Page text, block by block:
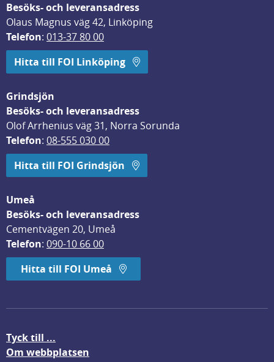
Besöks- och leveransadress
Olaus Magnus väg 42, Linköping
Telefon: 013-37 80 00
Hitta till FOI Linköping
Grindsjön
Besöks- och leveransadress
Olof Arrhenius väg 31, Norra Sorunda
Telefon: 08-555 030 00
Hitta till FOI Grindsjön
Umeå
Besöks- och leveransadress
Cementvägen 20, Umeå
Telefon: 090-10 66 00
Hitta till FOI Umeå
Tyck till ...
Om webbplatsen